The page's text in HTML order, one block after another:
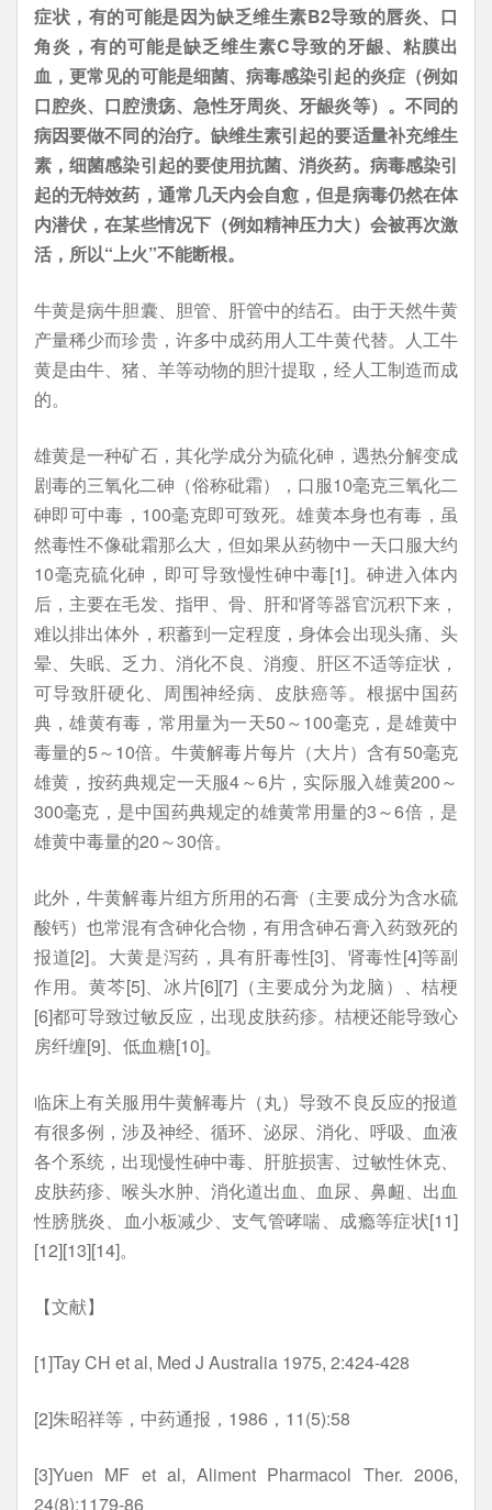
症状，有的可能是因为缺乏维生素B2导致的唇炎、口
角炎，有的可能是缺乏维生素C导致的牙龈、粘膜出
血，更常见的可能是细菌、病毒感染引起的炎症（例如
口腔炎、口腔溃疡、急性牙周炎、牙龈炎等）。不同的
病因要做不同的治疗。缺维生素引起的要适量补充维生
素，细菌感染引起的要使用抗菌、消炎药。病毒感染引
起的无特效药，通常几天内会自愈，但是病毒仍然在体
内潜伏，在某些情况下（例如精神压力大）会被再次激
活，所以“上火”不能断根。
牛黄是病牛胆囊、胆管、肝管中的结石。由于天然牛黄
产量稀少而珍贵，许多中成药用人工牛黄代替。人工牛
黄是由牛、猪、羊等动物的胆汁提取，经人工制造而成
的。
雄黄是一种矿石，其化学成分为硫化砷，遇热分解变成
剧毒的三氧化二砷（俗称砒霜），口服10毫克三氧化二
砷即可中毒，100毫克即可致死。雄黄本身也有毒，虽
然毒性不像砒霜那么大，但如果从药物中一天口服大约
10毫克硫化砷，即可导致慢性砷中毒[1]。砷进入体内
后，主要在毛发、指甲、骨、肝和肾等器官沉积下来，
难以排出体外，积蓄到一定程度，身体会出现头痛、头
晕、失眠、乏力、消化不良、消瘦、肝区不适等症状，
可导致肝硬化、周围神经病、皮肤癌等。根据中国药
典，雄黄有毒，常用量为一天50～100毫克，是雄黄中
毒量的5～10倍。牛黄解毒片每片（大片）含有50毫克
雄黄，按药典规定一天服4～6片，实际服入雄黄200～
300毫克，是中国药典规定的雄黄常用量的3～6倍，是
雄黄中毒量的20～30倍。
此外，牛黄解毒片组方所用的石膏（主要成分为含水硫
酸钙）也常混有含砷化合物，有用含砷石膏入药致死的
报道[2]。大黄是泻药，具有肝毒性[3]、肾毒性[4]等副
作用。黄芩[5]、冰片[6][7]（主要成分为龙脑）、桔梗
[6]都可导致过敏反应，出现皮肤药疹。桔梗还能导致心
房纤缠[9]、低血糖[10]。
临床上有关服用牛黄解毒片（丸）导致不良反应的报道
有很多例，涉及神经、循环、泌尿、消化、呼吸、血液
各个系统，出现慢性砷中毒、肝脏损害、过敏性休克、
皮肤药疹、喉头水肿、消化道出血、血尿、鼻衄、出血
性膀胱炎、血小板减少、支气管哮喘、成瘾等症状[11]
[12][13][14]。
【文献】
[1]Tay CH et al, Med J Australia 1975, 2:424-428
[2]朱昭祥等，中药通报，1986，11(5):58
[3]Yuen MF et al, Aliment Pharmacol Ther. 2006,
24(8):1179-86